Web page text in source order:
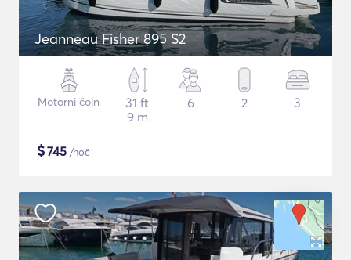
Jeanneau Fisher 895 S2
Motorni čoln
31 ft
9 m
6 2 3
$745 /noč